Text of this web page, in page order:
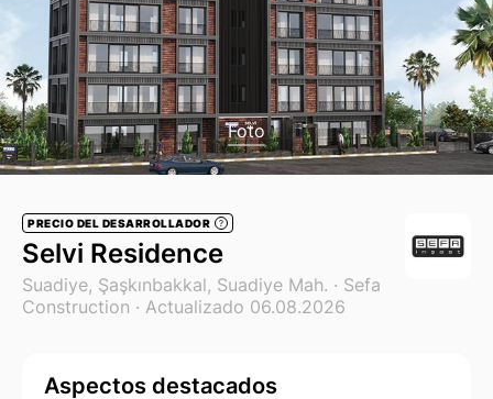
Foto
PRECIO DEL DESARROLLADOR ?
Selvi Residence
Suadiye, Şaşkınbakkal, Suadiye Mah. · Sefa
Construction · Actualizado 06.08.2026
Aspectos destacados